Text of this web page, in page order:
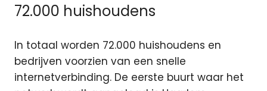
72.000 huishoudens
In totaal worden 72.000 huishoudens en
bedrijven voorzien van een snelle
internetverbinding. De eerste buurt waar het